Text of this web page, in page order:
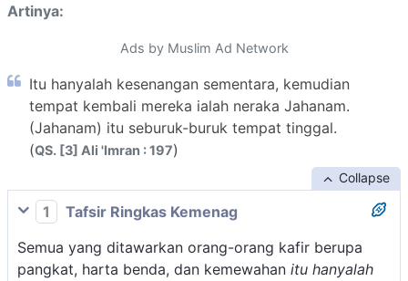
Artinya:
Ads by Muslim Ad Network
Itu hanyalah kesenangan sementara, kemudian
tempat kembali mereka ialah neraka Jahanam.
(Jahanam) itu seburuk-buruk tempat tinggal.
(QS. [3] Ali 'Imran : 197)
Collapse
1
Tafsir Ringkas Kemenag
Semua yang ditawarkan orang-orang kafir berupa
pangkat, harta benda, dan kemewahan itu hanyalah